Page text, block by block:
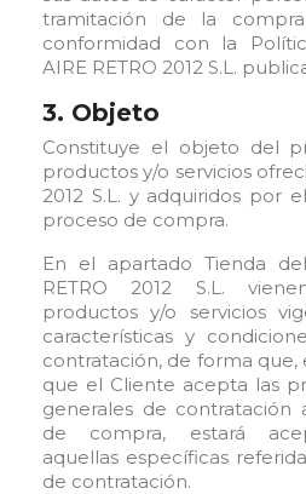
tramitación de la
conformidad con la
AIRE RETRO 2012 S.L.
3. Objeto
Constituye el objeto del
productos y/o servicios
2012 S.L. y adquiridos por
proceso de compra.
En el apartado Tienda
RETRO 2012 S.L.
productos y/o servicios
características y
contratación, de forma
que el Cliente acepta las
generales de contratación
de compra, estará
aquellas específicas
de contratación.